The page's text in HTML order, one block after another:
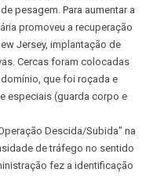
pesagem. Para aumentar a
promoveu a recuperação
Jersey, implantação de
Cercas foram colocadas
que foi roçada e
especiais (guarda corpo e
Descida/Subida" na
de tráfego no sentido
fez a identificação